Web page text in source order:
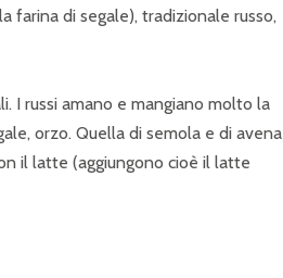
farina di segale), tradizionale russo,
I russi amano e mangiano molto la
orzo. Quella di semola e di avena
il latte (aggiungono cioè il latte